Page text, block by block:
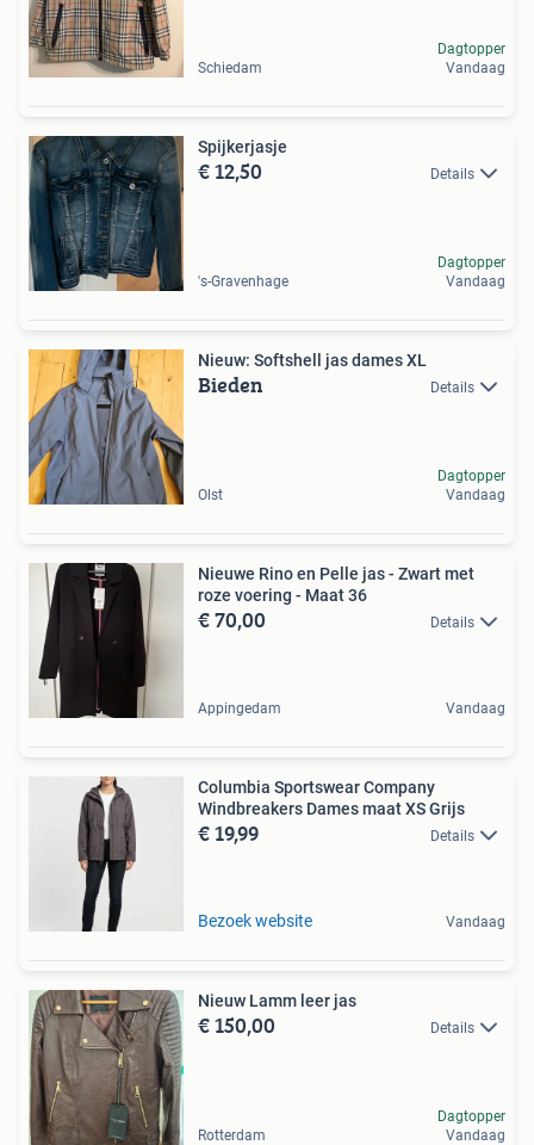
Schiedam
Dagtopper
Vandaag
Spijkerjasje
€ 12,50 Details
's-Gravenhage
Dagtopper
Vandaag
Nieuw: Softshell jas dames XL
Bieden Details
Olst
Dagtopper
Vandaag
Nieuwe Rino en Pelle jas - Zwart met
roze voering - Maat 36
€ 70,00 Details
Appingedam Vandaag
Columbia Sportswear Company
Windbreakers Dames maat XS Grijs
€ 19,99 Details
Bezoek website Vandaag
Nieuw Lamm leer jas
€ 150,00 Details
Rotterdam
Dagtopper
Vandaag